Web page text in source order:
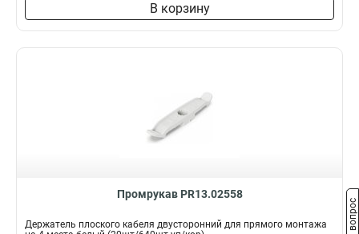
В корзину
Промрукав PR13.02558
Держатель плоского кабеля двусторонний для прямого монтажа